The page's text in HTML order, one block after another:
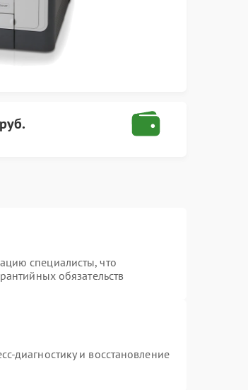
специалисты, что
обязательств
диагностику и восстановление